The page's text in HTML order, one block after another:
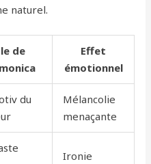
naturel.
de
Effet
émotionnel
du
Mélancolie
menaçante
Ironie